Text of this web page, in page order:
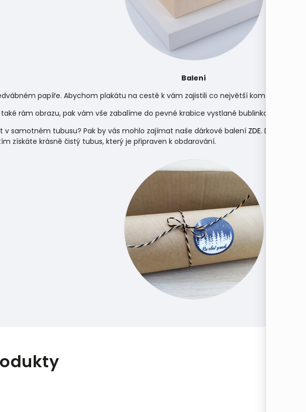
Balení
papíře. Abychom plakátu na cestě k vám zajistili co největší komfort,
rám obrazu, pak vám vše zabalíme do pevné krabice vystlané bublinkovou fólií.
v samotném tubusu? Pak by vás mohlo zajímat naše dárkové balení ZDE. Díky
získáte krásně čistý tubus, který je připraven k obdarování.